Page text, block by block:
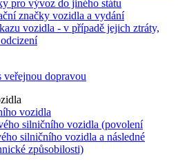
pro vývoz do jiného státu
značky vozidla a vydání
vozidla - v případě jejich ztráty,
veřejnou dopravou
vozidla
silničního vozidla (povolení
silničního vozidla a následné
způsobilosti)